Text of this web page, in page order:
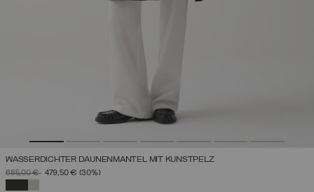
WASSERDICHTER DAUNENMANTEL MIT KUNSTPELZ
PREIS REDUZIERT VON
685,00 €AUF
479,50 € (30%)